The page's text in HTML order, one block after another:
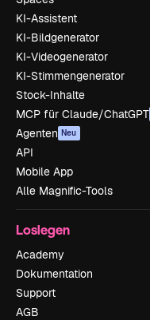
KI-Assistent
KI-Bildgenerator
KI-Videogenerator
KI-Stimmengenerator
Stock-Inhalte
MCP für Claude/ChatGPT
Agenten Neu
API
Mobile App
Alle Magnific-Tools
Loslegen
Academy
Dokumentation
Support
AGB